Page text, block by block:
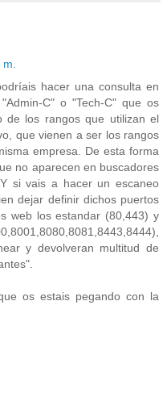
hacer una consulta en
C" o "Tech-C" que os
de los rangos que utilizan el
que vienen a ser los rangos
empresa. De esta forma
no aparecen en buscadores
si vais a hacer un escaneo
dejar definir dichos puertos
web los estandar (80,443) y
y devolveran multitud de
os estais pegando con la